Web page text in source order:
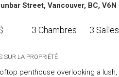
Street, Vancouver, BC, V6N
3 Chambres 3
SUR LA PROPRIÉTÉ
penthouse overlooking a